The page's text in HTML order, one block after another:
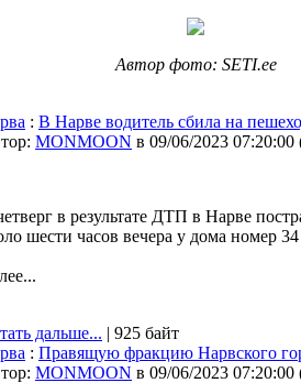
Автор фото: SETI.ee
: В Нарве водитель сбила на
MONMOON в 09/06/2023 07:20:00
в результате ДТП в Нарве
шести часов вечера у дома номер
дальше... | 925 байт
: Правящую фракцию Нарвского
MONMOON в 09/06/2023 07:20:00